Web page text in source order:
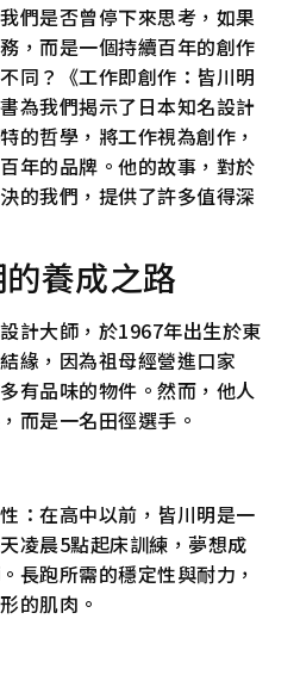
們是否曾停下來思考，如果
，而是一個持續百年的創作
同？《工作即創作：皆川明
為我們揭示了日本知名設計
的哲學，將工作視為創作，
年的品牌。他的故事，對於
的我們，提供了許多值得深
養成之路
計大師，於1967年出生於東
緣，因為祖母經營進口家
有品味的物件。然而，他人
而是一名田徑選手。
：在高中以前，皆川明是一
凌晨5點起床訓練，夢想成
長跑所需的穩定性與耐力，
的肌肉。